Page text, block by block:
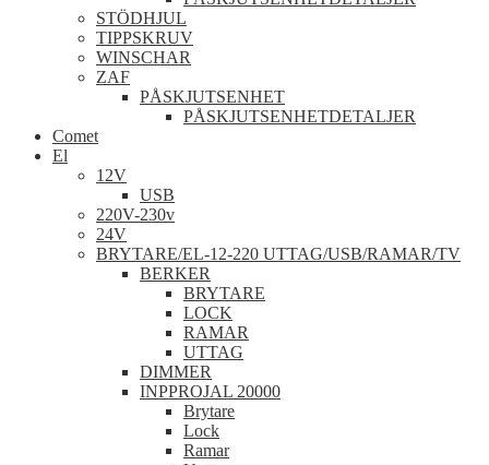
STÖDHJUL
TIPPSKRUV
WINSCHAR
ZAF
PÅSKJUTSENHET
PÅSKJUTSENHETDETALJER
Comet
El
12V
USB
220V-230v
24V
BRYTARE/EL-12-220 UTTAG/USB/RAMAR/TV
BERKER
BRYTARE
LOCK
RAMAR
UTTAG
DIMMER
INPPROJAL 20000
Brytare
Lock
Ramar